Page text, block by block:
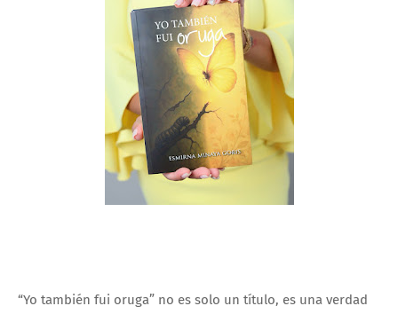
“Yo también fui oruga” no es solo un título, es una verdad